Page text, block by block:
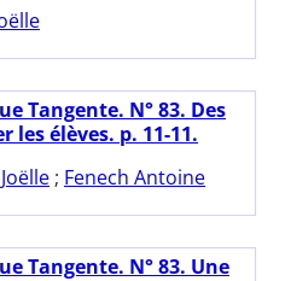
Tangente. N° 83. Des
les élèves. p. 11-11.
; Fenech Antoine
Tangente. N° 83. Une